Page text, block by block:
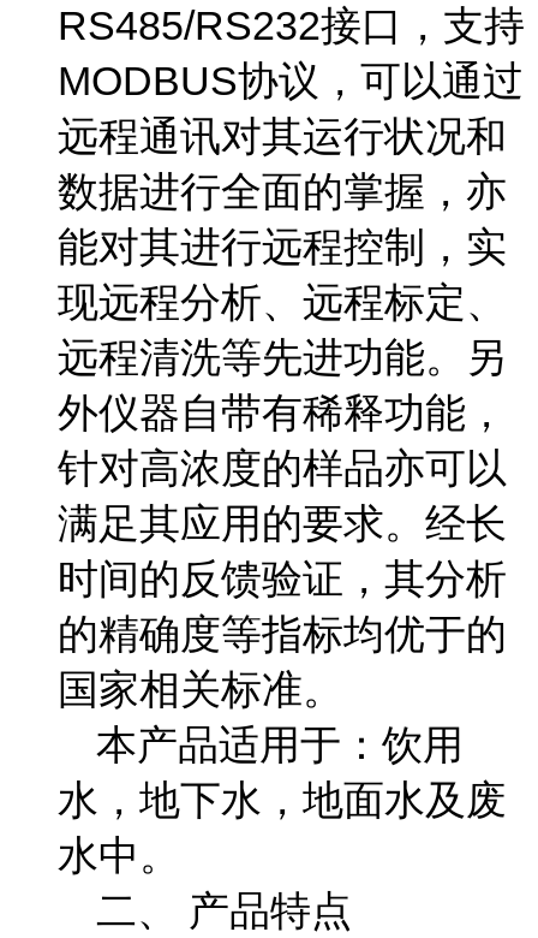
RS485/RS232接口，支持
MODBUS协议，可以通过
远程通讯对其运行状况和
数据进行全面的掌握，亦
能对其进行远程控制，实
现远程分析、远程标定、
远程清洗等先进功能。另
外仪器自带有稀释功能，
针对高浓度的样品亦可以
满足其应用的要求。经长
时间的反馈验证，其分析
的精确度等指标均优于的
国家相关标准。
本产品适用于：饮用
水，地下水，地面水及废
水中。
二、 产品特点